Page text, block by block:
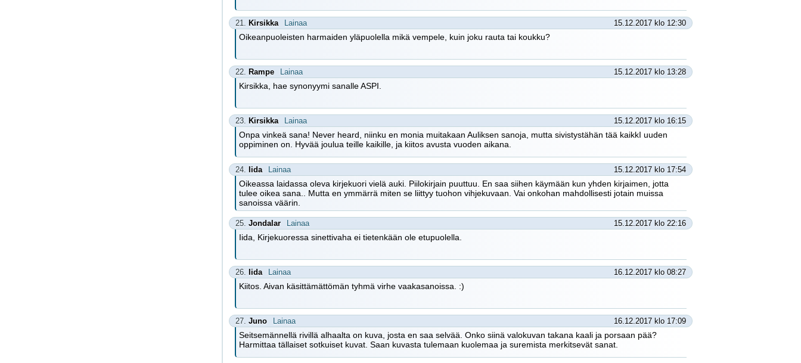
21. Kirsikka Lainaa 15.12.2017 klo 12:30
Oikeanpuoleisten harmaiden yläpuolella mikä vempele, kuin joku rauta tai koukku?
22. Rampe Lainaa 15.12.2017 klo 13:28
Kirsikka, hae synonyymi sanalle ASPI.
23. Kirsikka Lainaa 15.12.2017 klo 16:15
Onpa vinkeä sana! Never heard, niinku en monia muitakaan Auliksen sanoja, mutta sivistystähän tää kaikkI uuden
oppiminen on. Hyvää joulua teille kaikille, ja kiitos avusta vuoden aikana.
24. Iida Lainaa 15.12.2017 klo 17:54
Oikeassa laidassa oleva kirjekuori vielä auki. Piilokirjain puuttuu. En saa siihen käymään kun yhden kirjaimen, jotta
tulee oikea sana.. Mutta en ymmärrä miten se liittyy tuohon vihjekuvaan. Vai onkohan mahdollisesti jotain muissa
sanoissa väärin.
25. Jondalar Lainaa 15.12.2017 klo 22:16
Iida, Kirjekuoressa sinettivaha ei tietenkään ole etupuolella.
26. Iida Lainaa 16.12.2017 klo 08:27
Kiitos. Aivan käsittämättömän tyhmä virhe vaakasanoissa. :)
27. Juno Lainaa 16.12.2017 klo 17:09
Seitsemännellä rivillä alhaalta on kuva, josta en saa selvää. Onko siinä valokuvan takana kaali ja porsaan pää?
Harmittaa tällaiset sotkuiset kuvat. Saan kuvasta tulemaan kuolemaa ja suremista merkitsevät sanat.